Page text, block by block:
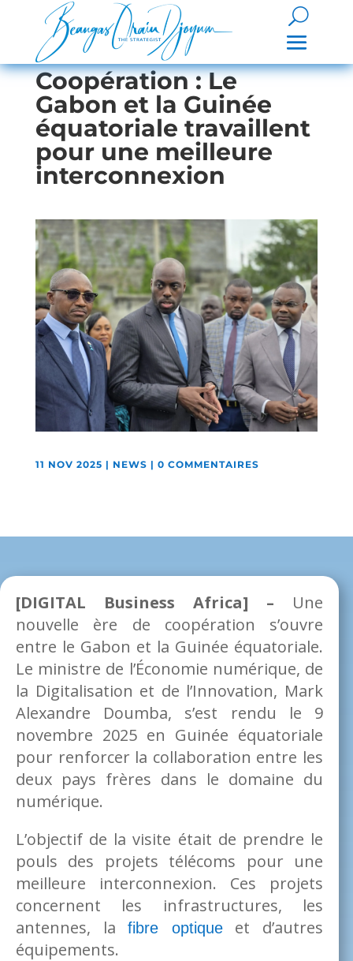
Coopération : Le
Gabon et la Guinée
équatoriale travaillent
pour une meilleure
interconnexion
11 NOV 2025 | NEWS | 0 COMMENTAIRES
[DIGITAL Business Africa] – Une
nouvelle ère de coopération s’ouvre
entre le Gabon et la Guinée équatoriale.
Le ministre de l’Économie numérique, de
la Digitalisation et de l’Innovation, Mark
Alexandre Doumba, s’est rendu le 9
novembre 2025 en Guinée équatoriale
pour renforcer la collaboration entre les
deux pays frères dans le domaine du
numérique.
L’objectif de la visite était de prendre le
pouls des projets télécoms pour une
meilleure interconnexion. Ces projets
concernent les infrastructures, les
antennes, lafibre optiqueet d’autres
équipements.